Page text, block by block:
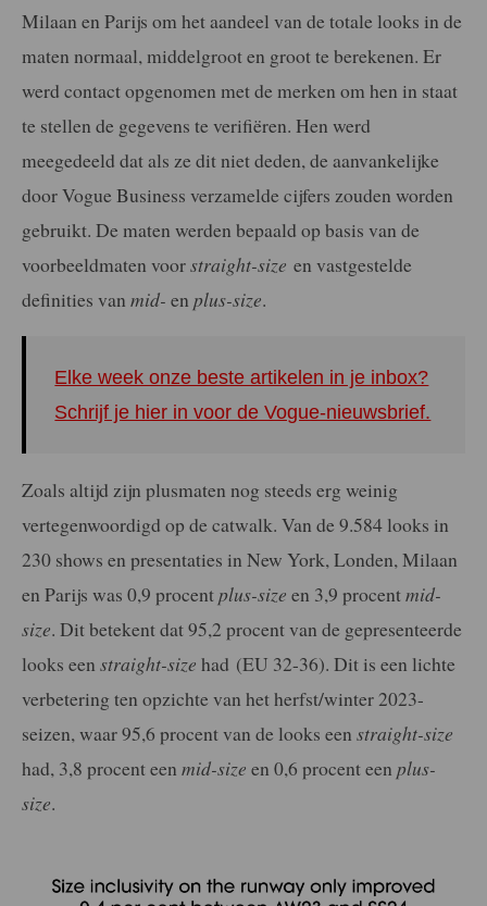
Milaan en Parijs om het aandeel van de totale looks in de
maten normaal, middelgroot en groot te berekenen. Er
werd contact opgenomen met de merken om hen in staat
te stellen de gegevens te verifiëren. Hen werd
meegedeeld dat als ze dit niet deden, de aanvankelijke
door Vogue Business verzamelde cijfers zouden worden
gebruikt. De maten werden bepaald op basis van de
voorbeeldmaten voorstraight-size en vastgestelde
definities van mid- en plus-size.
Elke week onze beste artikelen in je inbox?
Schrijf je hier in voor de Vogue-nieuwsbrief.
Zoals altijd zijn plusmaten nog steeds erg weinig
vertegenwoordigd op de catwalk. Van de 9.584 looks in
230 shows en presentaties in New York, Londen, Milaan
en Parijs was 0,9 procentplus-size en 3,9 procentmid-
size. Dit betekent dat 95,2 procent van de gepresenteerde
looks een straight-size had (EU 32-36). Dit is een lichte
verbetering ten opzichte van het herfst/winter 2023-
seizen, waar 95,6 procent van de looks een straight-size
had, 3,8 procent een mid-size en 0,6 procent een plus-
size.